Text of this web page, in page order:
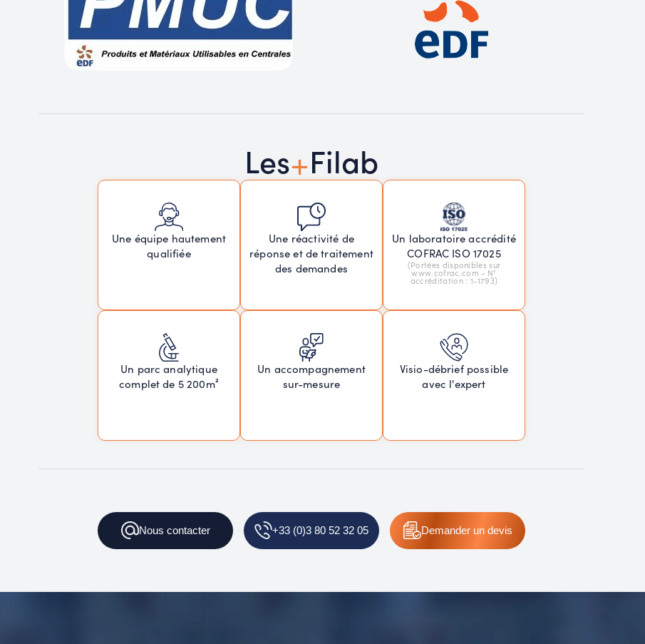
Les+Filab
Une équipe hautement
qualifiée
Une réactivité de
réponse et de traitement
des demandes
Un laboratoire accrédité
COFRAC ISO 17025
(Portées disponibles sur
www.cofrac.com - N°
accréditation : 1-1793)
Un parc analytique
complet de 5 200m²
Un accompagnement
sur-mesure
Visio-débrief possible
avec l'expert
Nous contacter +33 (0)3 80 52 32 05 Demanderun devis